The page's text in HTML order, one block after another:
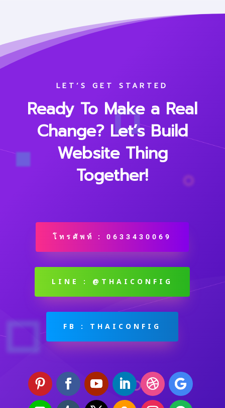
LET’S GET STARTED
Ready To Make a Real
Change? Let’s Build
Website Thing
Together!
โทรศัพท์ : 0633430069
LINE : @THAICONFIG
FB : THAICONFIG